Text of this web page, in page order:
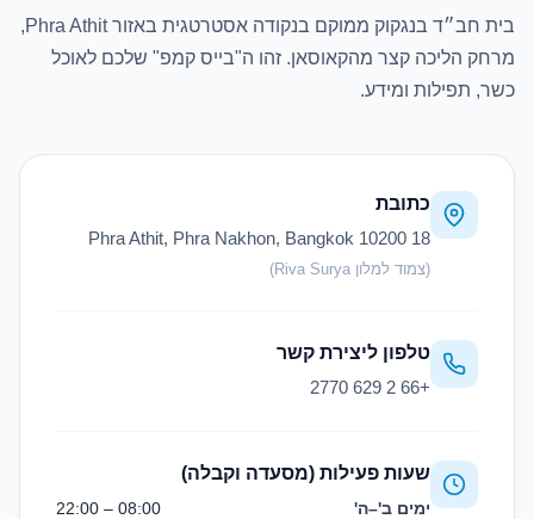
בית חב״ד בנגקוק ממוקם בנקודה אסטרטגית באזור Phra Athit,
מרחק הליכה קצר מהקאוסאן. זהו ה"בייס קמפ" שלכם לאוכל
כשר, תפילות ומידע.
כתובת
18 Phra Athit, Phra Nakhon, Bangkok 10200
(צמוד למלון Riva Surya)
טלפון ליצירת קשר
+66 2 629 2770
שעות פעילות (מסעדה וקבלה)
ימים ב'–ה'
08:00 – 22:00